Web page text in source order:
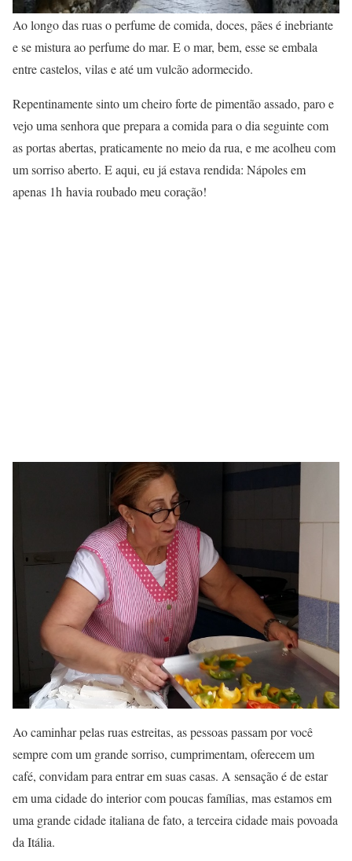
Ao longo das ruas o perfume de comida, doces, pães é inebriante
e se mistura ao perfume do mar. E o mar, bem, esse se embala
entre castelos, vilas e até um vulcão adormecido.
Repentinamente sinto um cheiro forte de pimentão assado, paro e
vejo uma senhora que prepara a comida para o dia seguinte com
as portas abertas, praticamente no meio da rua, e me acolheu com
um sorriso aberto. E aqui, eu já estava rendida: Nápoles em
apenas 1h havia roubado meu coração!
Ao caminhar pelas ruas estreitas, as pessoas passam por você
sempre com um grande sorriso, cumprimentam, oferecem um
café, convidam para entrar em suas casas. A sensação é de estar
em uma cidade do interior com poucas famílias, mas estamos em
uma grande cidade italiana de fato, a terceira cidade mais povoada
da Itália.